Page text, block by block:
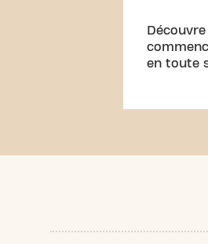
en toute
simple,
et des